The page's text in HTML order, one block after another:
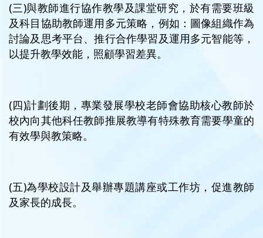
(三)與教師進行協作教學及課堂研究，於有需要班級
及科目協助教師運用多元策略，例如：圖像組織作為
討論及思考平台、推行合作學習及運用多元智能等，
以提升教學效能，照顧學習差異。
(四)計劃後期，專業發展學校老師會協助核心教師於
校內向其他科任教師推展教導有特殊教育需要學童的
有效學與教策略。
(五)為學校設計及舉辦專題講座或工作坊，促進教師
及家長的成長。